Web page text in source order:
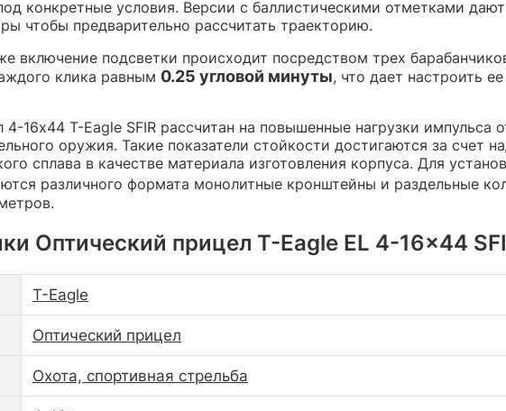
конкретные условия. Версии с баллистическими отметками
чтобы предварительно рассчитать траекторию.
включение подсветки происходит посредством трех
клика равным 0.25 угловой минуты, что дает настроить
16х44 T-Eagle SFIR рассчитан на повышенные нагрузки
оружия. Такие показатели стойкости достигаются за
сплава в качестве материала изготовления корпуса. Для
различного формата монолитные кронштейны и раздельные
Оптический прицел T-Eagle EL 4-16x44
T-Eagle
Оптический прицел
Охота, спортивная стрельба